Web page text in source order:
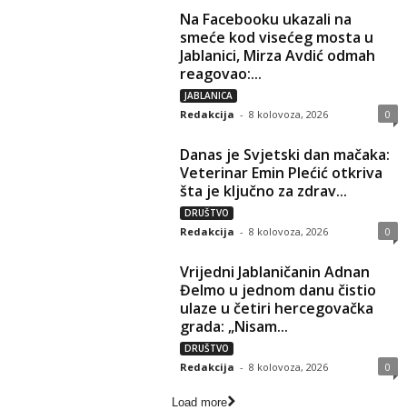
Na Facebooku ukazali na
smeće kod visećeg mosta u
Jablanici, Mirza Avdić odmah
reagovao:...
JABLANICA
Redakcija - 8 kolovoza, 2026 0
Danas je Svjetski dan mačaka:
Veterinar Emin Plećić otkriva
šta je ključno za zdrav...
DRUŠTVO
Redakcija - 8 kolovoza, 2026 0
Vrijedni Jablaničanin Adnan
Đelmo u jednom danu čistio
ulaze u četiri hercegovačka
grada: „Nisam...
DRUŠTVO
Redakcija - 8 kolovoza, 2026 0
Load more